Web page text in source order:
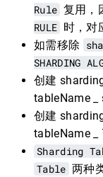
Rule 复用，
RULE 时，对
如需移除
SHARDING
创建
tableName _
创建
tableName _
Sharding
Table 两种